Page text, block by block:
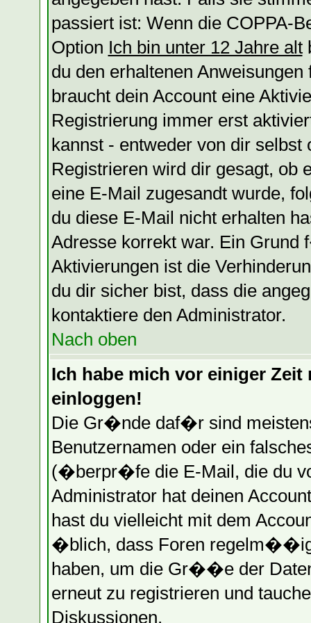
passiert ist: Wenn die COPPA-
Option Ich bin unter 12 Jahre alt
du den erhaltenen
braucht dein Account eine
Registrierung immer erst
kannst - entweder von dir
Registrieren wird dir gesagt,
eine E-Mail zugesandt wurde,
du diese E-Mail nicht erhalten
Adresse korrekt war. Ein
Aktivierungen ist die
du dir sicher bist, dass die
kontaktiere den Administrator.
Nach oben
Ich habe mich vor einiger
einloggen!
Die Gr�nde daf�r sind
Benutzernamen oder ein
(�berpr�fe die E-Mail, die du
Administrator hat deinen
hast du vielleicht mit dem
�blich, dass Foren
haben, um die Gr��e der
erneut zu registrieren und
Diskussionen.